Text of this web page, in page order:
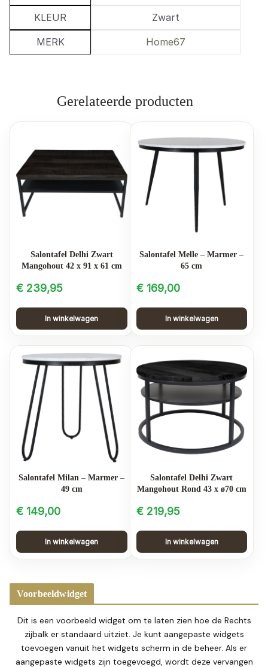
KLEUR Zwart
MERK Home67
Gerelateerde producten
Salontafel Delhi Zwart
Mangohout 42 x 91 x 61 cm
€ 239,95
In winkelwagen
Salontafel Melle – Marmer –
65 cm
€169,00
In winkelwagen
Salontafel Milan – Marmer –
49 cm
€ 149,00
In winkelwagen
Salontafel Delhi Zwart
Mangohout Rond 43 x ø70 cm
€219,95
In winkelwagen
Voorbeeldwidget
Dit is een voorbeeld widget om te laten zien hoe de Rechts
zijbalk er standaard uitziet. Je kunt aangepaste widgets
toevoegen vanuit het widgets scherm in de beheer. Als er
aangepaste widgets zijn toegevoegd, wordt deze vervangen